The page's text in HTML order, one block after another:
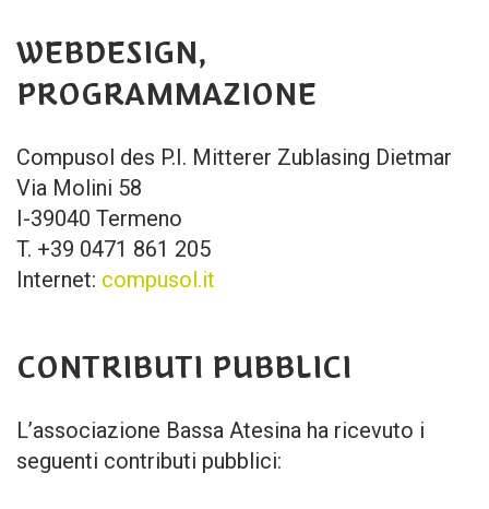
WEBDESIGN,
PROGRAMMAZIONE
Compusol des P.I. Mitterer Zublasing Dietmar
Via Molini 58
I-39040 Termeno
T. +39 0471 861 205
Internet: compusol.it
CONTRIBUTI PUBBLICI
L’associazione Bassa Atesina ha ricevuto i
seguenti contributi pubblici: